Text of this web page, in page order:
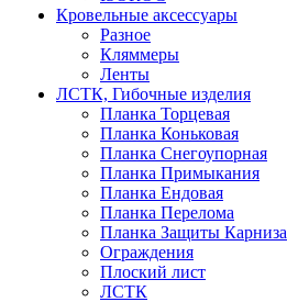
Кровельные аксессуары
Разное
Кляммеры
Ленты
ЛСТК, Гибочные изделия
Планка Торцевая
Планка Коньковая
Планка Снегоупорная
Планка Примыкания
Планка Ендовая
Планка Перелома
Планка Защиты Карниза
Ограждения
Плоский лист
ЛСТК